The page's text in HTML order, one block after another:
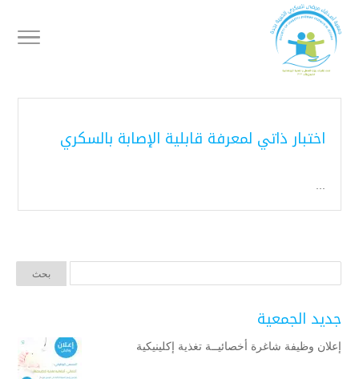
اختبار ذاتي لمعرفة قابلية الإصابة بالسكري
جديد الجمعية
إعلان وظيفة شاغرة أخصائيــة تغذية إكلينيكية